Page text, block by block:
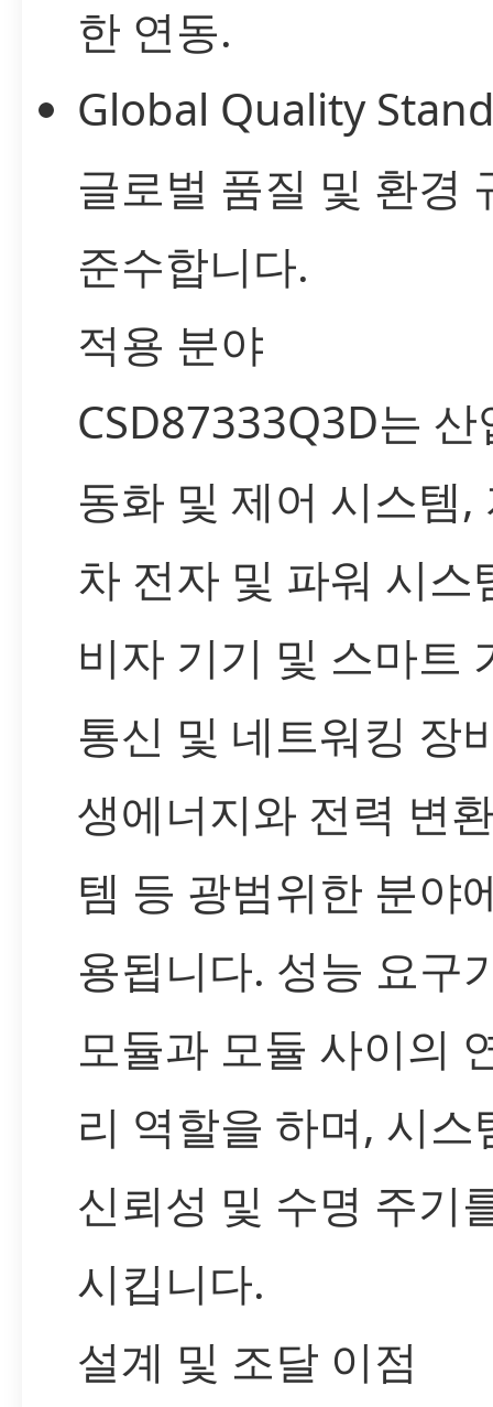
한 연동.
Global Quality
글로벌 품질 및 환경
준수합니다.
적용 분야
CSD87333Q3D는 산
동화 및 제어 시스템,
차 전자 및 파워 시스
비자 기기 및 스마트
통신 및 네트워킹 장
생에너지와 전력 변
템 등 광범위한 분야
용됩니다. 성능 요구
모듈과 모듈 사이의
리 역할을 하며, 시스
신뢰성 및 수명 주기
시킵니다.
설계 및 조달 이점